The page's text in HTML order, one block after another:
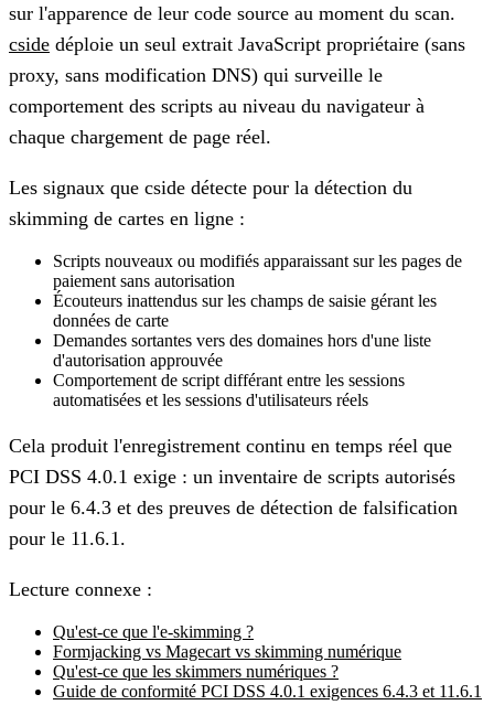
sur l'apparence de leur code source au moment du scan.
cside déploie un seul extrait JavaScript propriétaire (sans
proxy, sans modification DNS) qui surveille le
comportement des scripts au niveau du navigateur à
chaque chargement de page réel.
Les signaux que cside détecte pour la détection du
skimming de cartes en ligne :
Scripts nouveaux ou modifiés apparaissant sur les pages de
paiement sans autorisation
Écouteurs inattendus sur les champs de saisie gérant les
données de carte
Demandes sortantes vers des domaines hors d'une liste
d'autorisation approuvée
Comportement de script différant entre les sessions
automatisées et les sessions d'utilisateurs réels
Cela produit l'enregistrement continu en temps réel que
PCI DSS 4.0.1 exige : un inventaire de scripts autorisés
pour le 6.4.3 et des preuves de détection de falsification
pour le 11.6.1.
Lecture connexe :
Qu'est-ce que l'e-skimming ?
Formjacking vs Magecart vs skimming numérique
Qu'est-ce que les skimmers numériques ?
Guide de conformité PCI DSS 4.0.1 exigences 6.4.3 et 11.6.1